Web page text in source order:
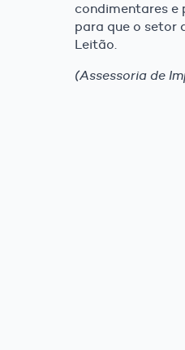
condimentares e
para que o setor
Leitão.
(Assessoria de